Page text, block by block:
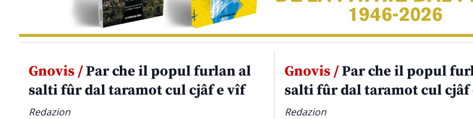
Gnovis /Par che il popul furlan al
salti fûr dal taramot cul cjâf e vîf
Redazion
Gnovis /Par che il popul
salti fûr dal taramot cul cjâf
Redazion